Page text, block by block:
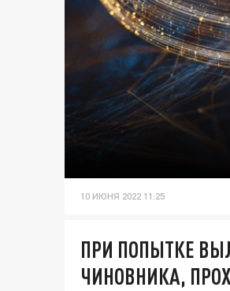
10 ИЮНЯ 2022 11:25
ПРИ ПОПЫТКЕ
ЧИНОВНИКА,